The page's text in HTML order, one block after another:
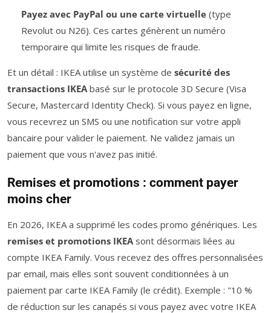
Payez avec PayPal ou une carte virtuelle(type
Revolut ou N26). Ces cartes génèrent un numéro
temporaire qui limite les risques de fraude.
Et un détail : IKEA utilise un système de sécurité des
transactions IKEA basé sur le protocole 3D Secure (Visa
Secure, Mastercard Identity Check). Si vous payez en ligne,
vous recevrez un SMS ou une notification sur votre appli
bancaire pour valider le paiement. Ne validez jamais un
paiement que vous n'avez pas initié.
Remises et promotions : comment payer
moins cher
En 2026, IKEA a supprimé les codes promo génériques. Les
remises et promotions IKEA sont désormais liées au
compte IKEA Family. Vous recevez des offres personnalisées
par email, mais elles sont souvent conditionnées à un
paiement par carte IKEA Family (le crédit). Exemple : "10 %
de réduction sur les canapés si vous payez avec votre IKEA